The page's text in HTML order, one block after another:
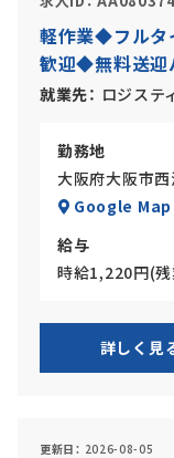
軽作業◆フル
歓迎◆無料送迎
就業先 ロジステ
勤務地
大阪府大阪市
Google Map
給与
時給1,220円(
詳しく見
更新日 2026-08-05